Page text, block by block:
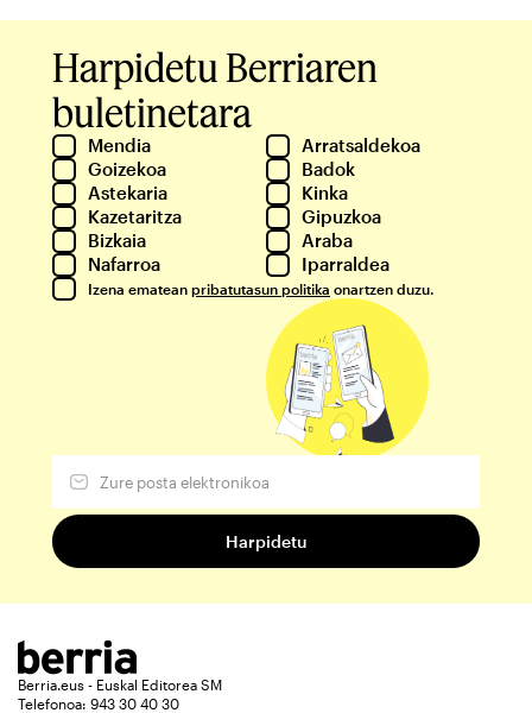
Harpidetu Berriaren
buletinetara
Mendia
Arratsaldekoa
Goizekoa
Badok
Astekaria
Kinka
Kazetaritza
Gipuzkoa
Bizkaia
Araba
Nafarroa
Iparraldea
Izena ematean pribatutasun politika onartzen duzu.
Berria.eus - Euskal Editorea SM
Telefonoa: 943 30 40 30